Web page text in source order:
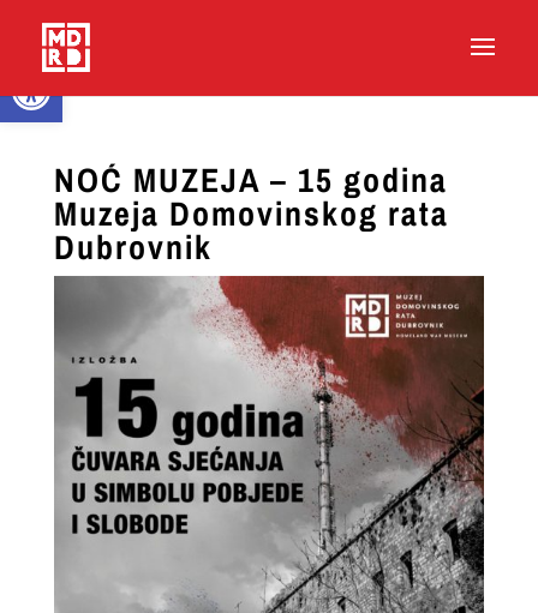
Open toolbar
NOĆ MUZEJA – 15 godina
Muzeja Domovinskog rata
Dubrovnik